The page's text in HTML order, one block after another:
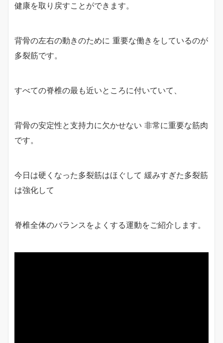
健康を取り戻すことができます。
背骨の左右の動きのために 重要な働きをしているのが
多裂筋です。
すべての脊椎の最も近いところに付いていて、
背骨の安定性と支持力に欠かせない 非常に重要な筋肉
です。
今日は硬くなった多裂筋はほぐして 緩みすぎた多裂筋
は強化して
脊椎全体のバランスをよくする運動をご紹介します。